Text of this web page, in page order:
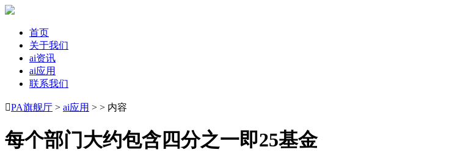
首页
关于我们
ai资讯
ai应用
联系我们
PA旗舰厅 > ai应用 > > 内容
每个部门大约包含四分之一即25基金